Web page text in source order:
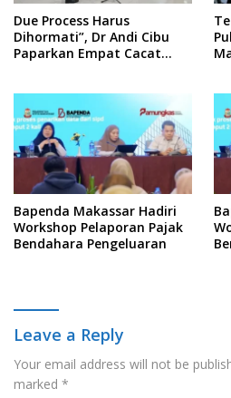
Due Process Harus
Dihormati”, Dr Andi Cibu
Paparkan Empat Cacat
Bapenda Makassar Hadiri
Workshop Pelaporan Pajak
Bendahara Pengeluaran
Leave a Reply
Your email address will not be
marked *